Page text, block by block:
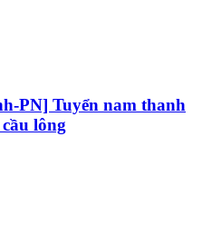
PN] Tuyển nam thanh
lông